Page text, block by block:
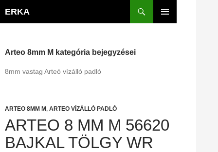
ERKA
Arteo 8mm M kategória bejegyzései
8mm vastag Arteó vízálló padló
ARTEO 8MM M , ARTEO VÍZÁLLÓ PADLÓ
ARTEO 8 MM M 56620
BAJKAL TÖLGY WR